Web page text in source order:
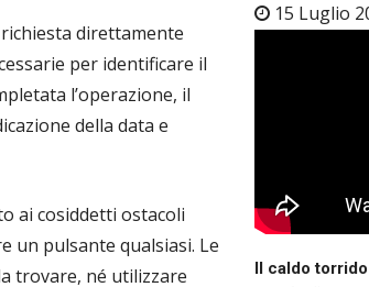
direttamente
per identificare il
l’operazione, il
della data e
ai cosiddetti ostacoli
un pulsante qualsiasi. Le
trovare, né utilizzare
15 Luglio
Il caldo